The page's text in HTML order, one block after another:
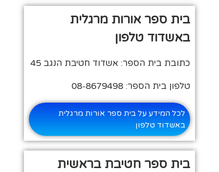
בית ספר אורות מרגלית
באשדוד טלפון
כתובת בית הספר: אשדוד חטיבת הנגב 45
טלפון בית הספר: 08-8679498
לכל המידע על בית ספר אורות מרגלית
באשדוד טלפון
בית ספר חטיבת בראשית